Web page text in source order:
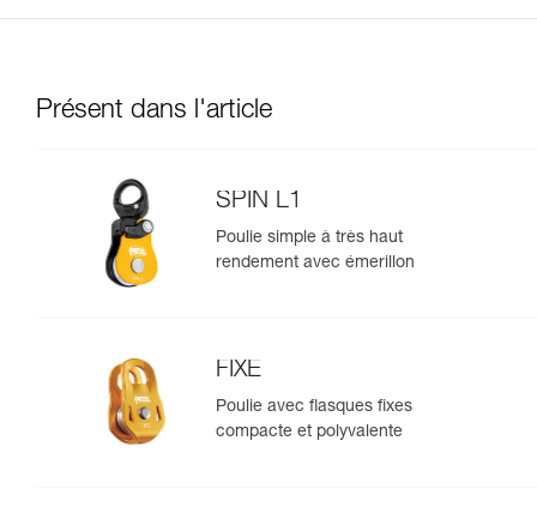
Présent dans l'article
SPIN L1
Poulie simple à très haut
rendement avec émerillon
FIXE
Poulie avec flasques fixes
compacte et polyvalente